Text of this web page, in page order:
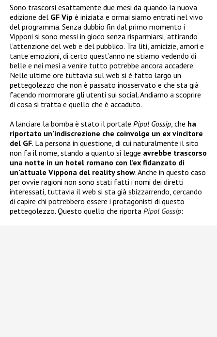
Sono trascorsi esattamente due mesi da quando la nuova
edizione del GF Vip è iniziata e ormai siamo entrati nel vivo
del programma. Senza dubbio fin dal primo momento i
Vipponi si sono messi in gioco senza risparmiarsi, attirando
l’attenzione del web e del pubblico. Tra liti, amicizie, amori e
tante emozioni, di certo quest’anno ne stiamo vedendo di
belle e nei mesi a venire tutto potrebbe ancora accadere.
Nelle ultime ore tuttavia sul web si è fatto largo un
pettegolezzo che non è passato inosservato e che sta già
facendo mormorare gli utenti sui social. Andiamo a scoprire
di cosa si tratta e quello che è accaduto.
A lanciare la bomba è stato il portale Pipol Gossip, che ha
riportato un’indiscrezione che coinvolge un ex vincitore
del GF. La persona in questione, di cui naturalmente il sito
non fa il nome, stando a quanto si legge avrebbe trascorso
una notte in un hotel romano con l’ex fidanzato di
un’attuale Vippona del reality show. Anche in questo caso
per ovvie ragioni non sono stati fatti i nomi dei diretti
interessati, tuttavia il web si sta già sbizzarrendo, cercando
di capire chi potrebbero essere i protagonisti di questo
pettegolezzo. Questo quello che riporta Pipol Gossip: